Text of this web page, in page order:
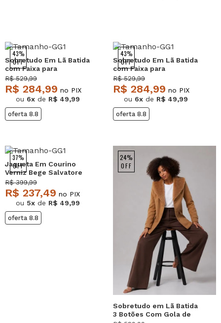
43%
OFF
Sobretudo Em Lã Batida
com Faixa para
Amarração Vinho
Salvatore
R$ 529,99
R$ 284,99 no PIX
ou 6x de R$ 49,99
oferta 8.8
43%
OFF
Sobretudo Em Lã Batida
com Faixa para
Amarração Preto
Salvatore
R$ 529,99
R$ 284,99 no PIX
ou 6x de R$ 49,99
oferta 8.8
37%
OFF
Jaqueta Em Courino
Verniz Bege Salvatore
R$ 399,99
R$ 237,49 no PIX
ou 5x de R$ 49,99
oferta 8.8
24%
OFF
Sobretudo em Lã Batida
3 Botões Com Gola de